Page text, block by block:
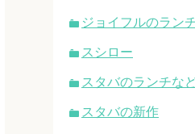
ジョイフルのラン
スシロー
スタバのランチな
スタバの新作